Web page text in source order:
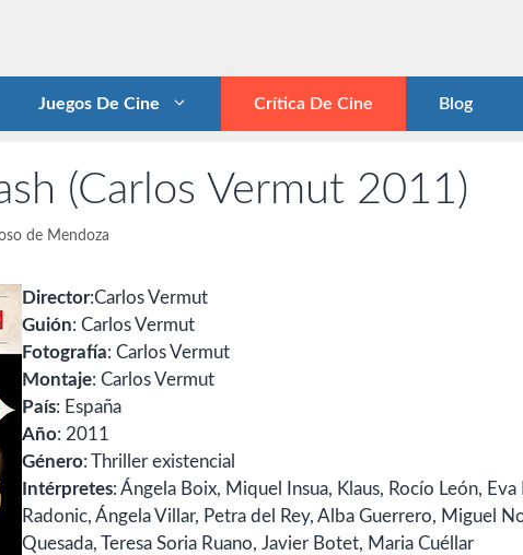
Juegos De Cine Crítica De Cine Blog
(Carlos Vermut 2011)
de Mendoza
Director:Carlos Vermut
Guión: Carlos Vermut
Fotografía: Carlos Vermut
Montaje: Carlos Vermut
País: España
Año: 2011
Género: Thriller existencial
Intérpretes: Ángela Boix, Miquel Insua, Klaus, Rocío León,
Radonic, Ángela Villar, Petra del Rey, Alba Guerrero, Miguel
Quesada, Teresa Soria Ruano, Javier Botet, Maria Cuéllar